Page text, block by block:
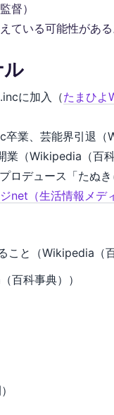
督）
ている可能性があ
に加入（たまひよ
卒業、芸能界引退
業（Wikipedia（百
ロデュース「たぬ
net（生活情報メデ
こと（Wikipedia（
百科事典））